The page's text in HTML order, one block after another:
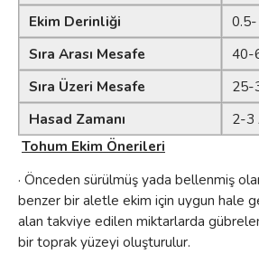
Ekim Derinliği
Sıra Arası Mesafe
40-
Sıra Üzeri Mesafe
25-
Hasad Zamanı
2-3
Tohum Ekim Önerileri
· Önceden sürülmüş yada bellenmiş
benzer bir aletle ekim için uygun hale
alan takviye edilen miktarlarda
bir toprak yüzeyi oluşturulur.